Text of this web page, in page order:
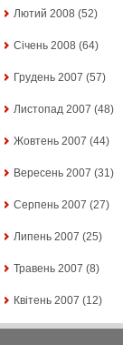
Лютий 2008 (52)
Січень 2008 (64)
Грудень 2007 (57)
Листопад 2007 (48)
Жовтень 2007 (44)
Вересень 2007 (31)
Серпень 2007 (27)
Липень 2007 (25)
Травень 2007 (8)
Квітень 2007 (12)